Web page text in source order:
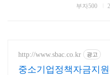
부자500
http://www.sbac.co.kr 광고
중소기업정책자금지원